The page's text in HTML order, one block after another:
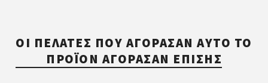
ΟΙ ΠΕΛΆΤΕΣ ΠΟΥ ΑΓΌΡΑΣΑΝ ΑΥΤΌ ΤΟ
ΠΡΟΪΌΝ ΑΓΌΡΑΣΑΝ ΕΠΊΣΗΣ